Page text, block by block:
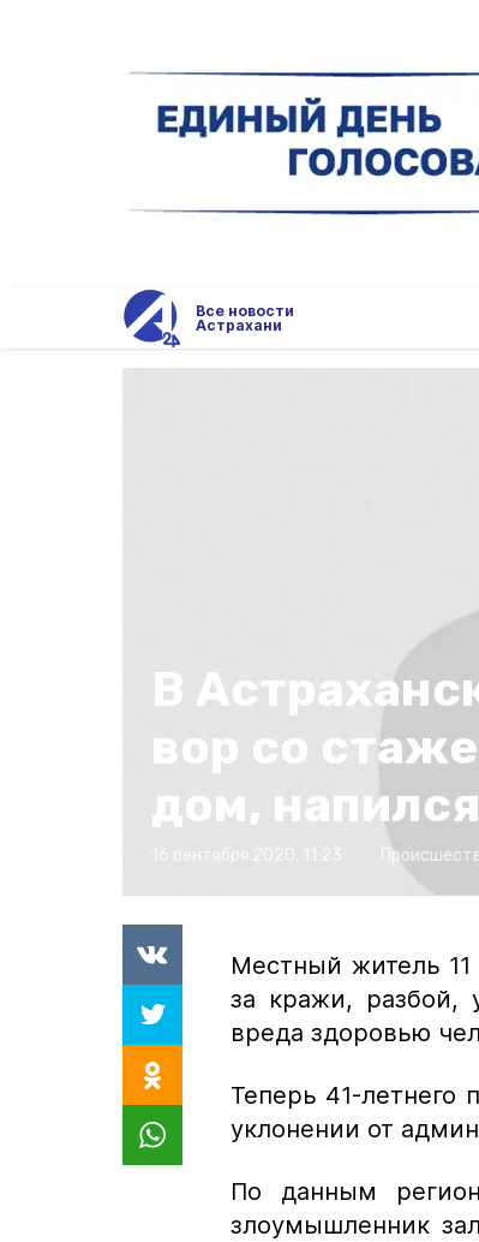
Все новости
Астрахани
В
вор со
дом,
Местный житель 11
за кражи, разбой,
вреда здоровью
Теперь 41-летнего
уклонении от
По данным
злоумышленник